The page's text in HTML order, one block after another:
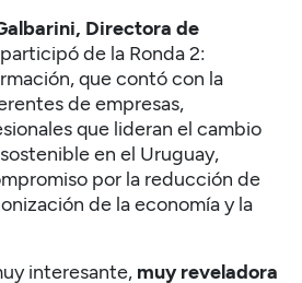
Directora de
de la Ronda 2:
que contó con la
de empresas,
que lideran el cambio
en el Uruguay,
por la reducción de
de la economía y la
interesante, muy reveladora